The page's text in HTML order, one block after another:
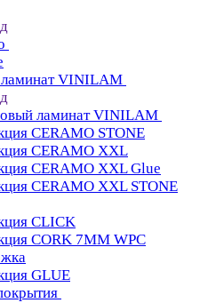
VINILAM
ламинат VINILAM
CERAMO STONE
CERAMO XXL
CERAMO XXL Glue
CERAMO XXL STONE
CLICK
CORK 7MM WPC
GLUE